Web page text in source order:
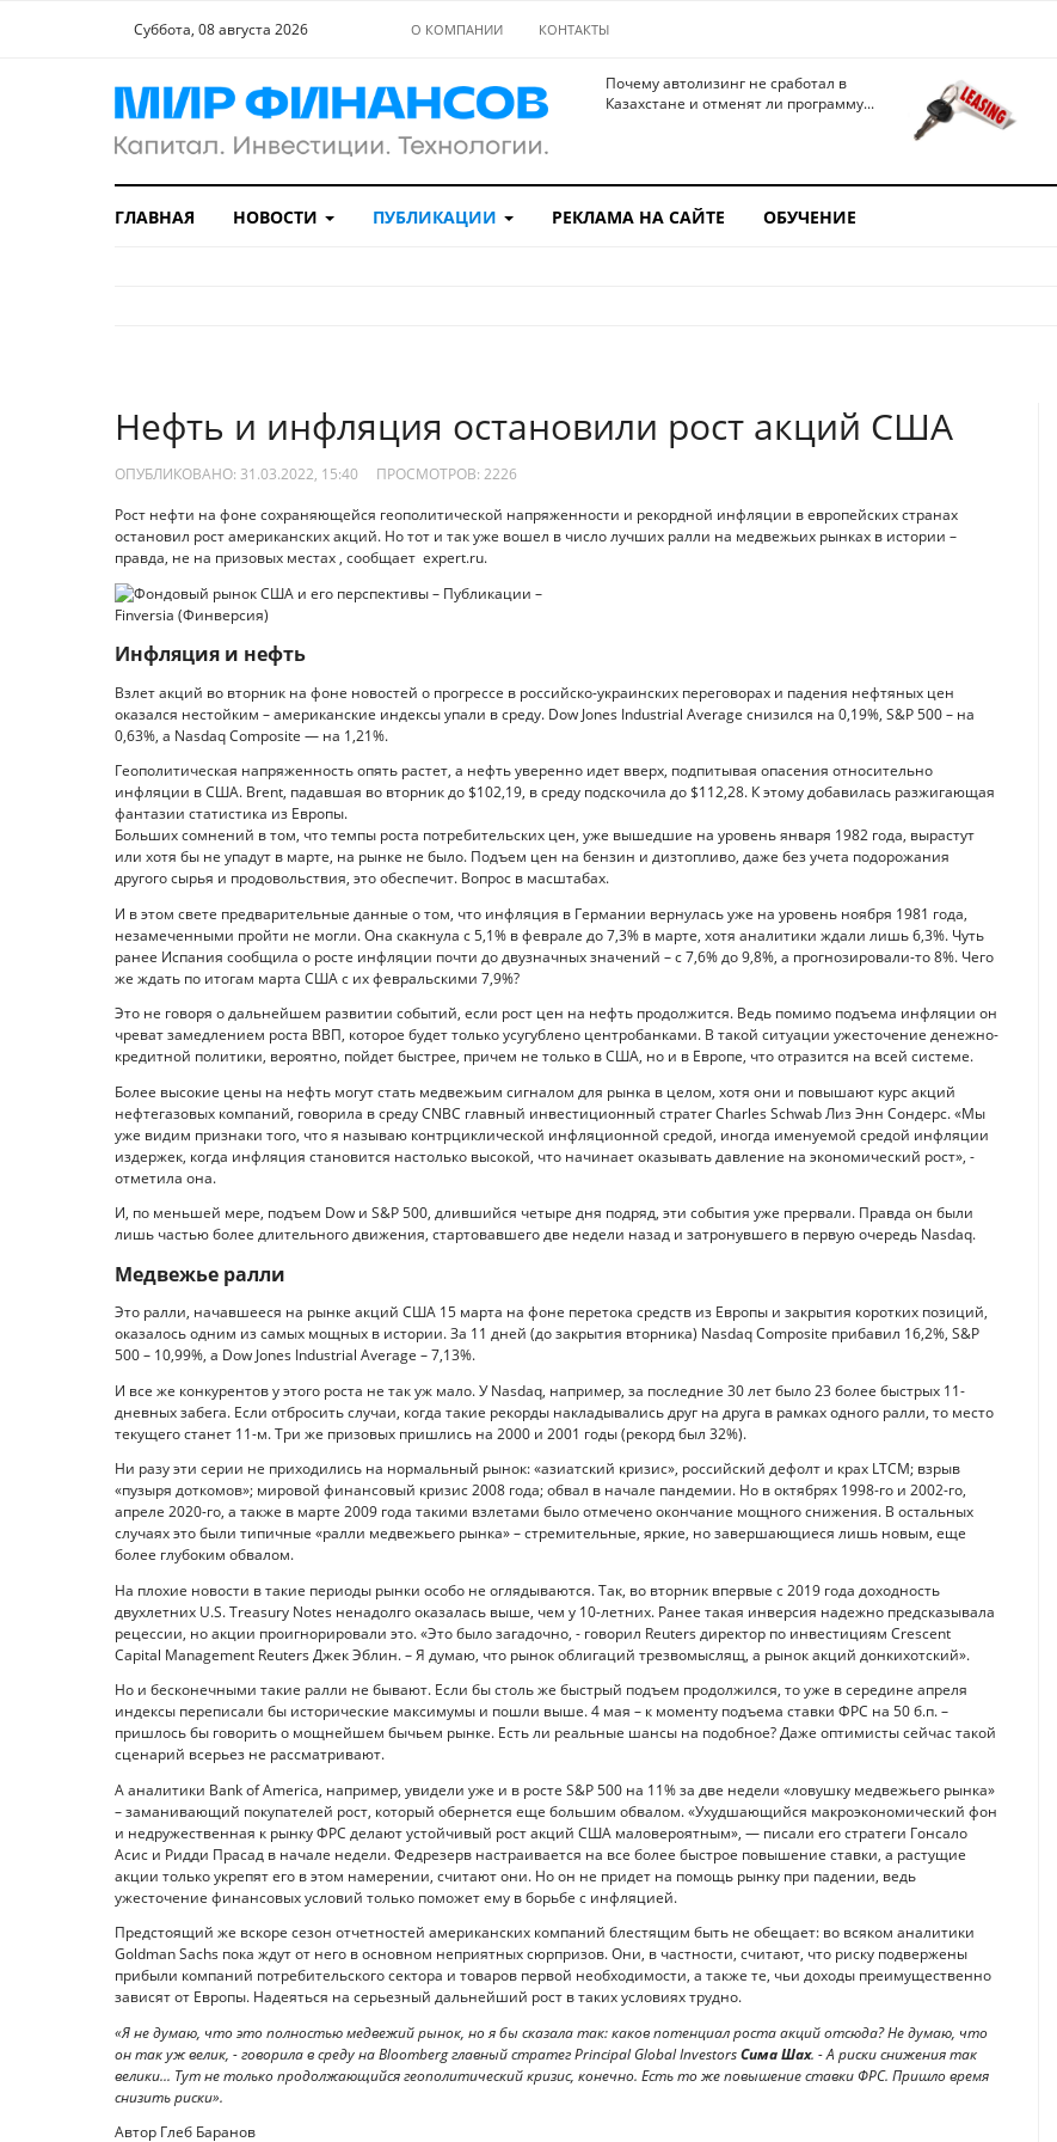
Суббота, 08 августа 2026 О КОМПАНИИ КОНТАКТЫ
Почему автолизинг не сработал в
Казахстане и отменят ли программу...
ГЛАВНАЯ НОВОСТИ ПУБЛИКАЦИИ РЕКЛАМА НА САЙТЕ ОБУЧЕНИЕ
Нефть и инфляция остановили рост акций США
ОПУБЛИКОВАНО: 31.03.2022, 15:40 ПРОСМОТРОВ: 2226
Рост нефти на фоне сохраняющейся геополитической напряженности и рекордной инфляции в европейских странах
остановил рост американских акций. Но тот и так уже вошел в число лучших ралли на медвежьих рынках в истории –
правда, не на призовых местах , сообщает expert.ru.
Инфляция и нефть
Взлет акций во вторник на фоне новостей о прогрессе в российско-украинских переговорах и падения нефтяных цен
оказался нестойким – американские индексы упали в среду. Dow Jones Industrial Average снизился на 0,19%, S&P 500 – на
0,63%, а Nasdaq Composite — на 1,21%.
Геополитическая напряженность опять растет, а нефть уверенно идет вверх, подпитывая опасения относительно
инфляции в США. Brent, падавшая во вторник до $102,19, в среду подскочила до $112,28. К этому добавилась разжигающая
фантазии статистика из Европы.
Больших сомнений в том, что темпы роста потребительских цен, уже вышедшие на уровень января 1982 года, вырастут
или хотя бы не упадут в марте, на рынке не было. Подъем цен на бензин и дизтопливо, даже без учета подорожания
другого сырья и продовольствия, это обеспечит. Вопрос в масштабах.
И в этом свете предварительные данные о том, что инфляция в Германии вернулась уже на уровень ноября 1981 года,
незамеченными пройти не могли. Она скакнула с 5,1% в феврале до 7,3% в марте, хотя аналитики ждали лишь 6,3%. Чуть
ранее Испания сообщила о росте инфляции почти до двузначных значений – с 7,6% до 9,8%, а прогнозировали-то 8%. Чего
же ждать по итогам марта США с их февральскими 7,9%?
Это не говоря о дальнейшем развитии событий, если рост цен на нефть продолжится. Ведь помимо подъема инфляции он
чреват замедлением роста ВВП, которое будет только усугублено центробанками. В такой ситуации ужесточение денежно-
кредитной политики, вероятно, пойдет быстрее, причем не только в США, но и в Европе, что отразится на всей системе.
Более высокие цены на нефть могут стать медвежьим сигналом для рынка в целом, хотя они и повышают курс акций
нефтегазовых компаний, говорила в среду CNBC главный инвестиционный стратег Charles Schwab Лиз Энн Сондерс. «Мы
уже видим признаки того, что я называю контрциклической инфляционной средой, иногда именуемой средой инфляции
издержек, когда инфляция становится настолько высокой, что начинает оказывать давление на экономический рост», -
отметила она.
И, по меньшей мере, подъем Dow и S&P 500, длившийся четыре дня подряд, эти события уже прервали. Правда он были
лишь частью более длительного движения, стартовавшего две недели назад и затронувшего в первую очередь Nasdaq.
Медвежье ралли
Это ралли, начавшееся на рынке акций США 15 марта на фоне перетока средств из Европы и закрытия коротких позиций,
оказалось одним из самых мощных в истории. За 11 дней (до закрытия вторника) Nasdaq Composite прибавил 16,2%, S&P
500 – 10,99%, а Dow Jones Industrial Average – 7,13%.
И все же конкурентов у этого роста не так уж мало. У Nasdaq, например, за последние 30 лет было 23 более быстрых 11-
дневных забега. Если отбросить случаи, когда такие рекорды накладывались друг на друга в рамках одного ралли, то место
текущего станет 11-м. Три же призовых пришлись на 2000 и 2001 годы (рекорд был 32%).
Ни разу эти серии не приходились на нормальный рынок: «азиатский кризис», российский дефолт и крах LTCM; взрыв
«пузыря доткомов»; мировой финансовый кризис 2008 года; обвал в начале пандемии. Но в октябрях 1998-го и 2002-го,
апреле 2020-го, а также в марте 2009 года такими взлетами было отмечено окончание мощного снижения. В остальных
случаях это были типичные «ралли медвежьего рынка» – стремительные, яркие, но завершающиеся лишь новым, еще
более глубоким обвалом.
На плохие новости в такие периоды рынки особо не оглядываются. Так, во вторник впервые с 2019 года доходность
двухлетних U.S. Treasury Notes ненадолго оказалась выше, чем у 10-летних. Ранее такая инверсия надежно предсказывала
рецессии, но акции проигнорировали это. «Это было загадочно, - говорил Reuters директор по инвестициям Crescent
Capital Management Reuters Джек Эблин. – Я думаю, что рынок облигаций трезвомыслящ, а рынок акций донкихотский».
Но и бесконечными такие ралли не бывают. Если бы столь же быстрый подъем продолжился, то уже в середине апреля
индексы переписали бы исторические максимумы и пошли выше. 4 мая – к моменту подъема ставки ФРС на 50 б.п. –
пришлось бы говорить о мощнейшем бычьем рынке. Есть ли реальные шансы на подобное? Даже оптимисты сейчас такой
сценарий всерьез не рассматривают.
А аналитики Bank of America, например, увидели уже и в росте S&P 500 на 11% за две недели «ловушку медвежьего рынка»
– заманивающий покупателей рост, который обернется еще большим обвалом. «Ухудшающийся макроэкономический фон
и недружественная к рынку ФРС делают устойчивый рост акций США маловероятным», — писали его стратеги Гонсало
Асис и Ридди Прасад в начале недели. Федрезерв настраивается на все более быстрое повышение ставки, а растущие
акции только укрепят его в этом намерении, считают они. Но он не придет на помощь рынку при падении, ведь
ужесточение финансовых условий только поможет ему в борьбе с инфляцией.
Предстоящий же вскоре сезон отчетностей американских компаний блестящим быть не обещает: во всяком аналитики
Goldman Sachs пока ждут от него в основном неприятных сюрпризов. Они, в частности, считают, что риску подвержены
прибыли компаний потребительского сектора и товаров первой необходимости, а также те, чьи доходы преимущественно
зависят от Европы. Надеяться на серьезный дальнейший рост в таких условиях трудно.
«Я не думаю, что это полностью медвежий рынок, но я бы сказала так: каков потенциал роста акций отсюда? Не думаю, что
он так уж велик, - говорила в среду на Bloomberg главный стратег Principal Global InvestorsСима Шах. - А риски снижения так
велики... Тут не только продолжающийся геополитический кризис, конечно. Есть то же повышение ставки ФРС. Пришло время
снизить риски».
Автор Глеб Баранов